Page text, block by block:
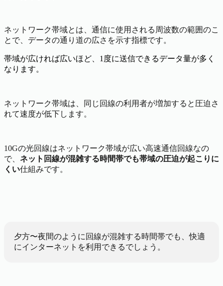
ネットワーク帯域とは、通信に使用される周波数の範囲のこ
とで、データの通り道の広さを示す指標です。
帯域が広ければ広いほど、1度に送信できるデータ量が多く
なります。
ネットワーク帯域は、同じ回線の利用者が増加すると圧迫さ
れて速度が低下します。
10Gの光回線はネットワーク帯域が広い高速通信回線なの
で、 ネット回線が混雑する時間帯でも帯域の圧迫が起こりに
くい仕組みです。
夕方〜夜間のように回線が混雑する時間帯でも、快適
にインターネットを利用できるでしょう。